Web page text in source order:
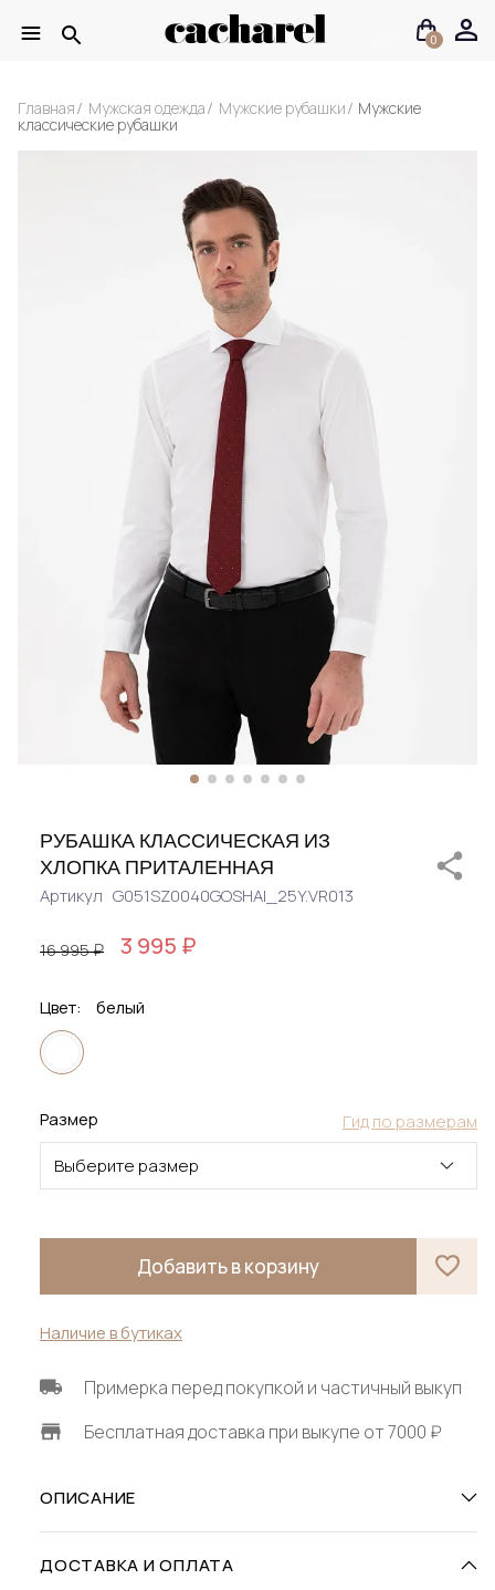
0
Главная Мужская одежда Мужские рубашки Мужские
классические рубашки
РУБАШКА КЛАССИЧЕСКАЯ ИЗ
ХЛОПКА ПРИТАЛЕННАЯ
Артикул G051SZ0040GOSHAI_25Y.VR013
16 995 ₽ 3 995 ₽
Цвет: белый
Гид по размерам
Размер
Выберите размер
Добавить в корзину
Наличие в бутиках
Примерка перед покупкой и частичный выкуп
Бесплатная доставка при выкупе от 7000 ₽
ОПИСАНИЕ
ДОСТАВКА И ОПЛАТА